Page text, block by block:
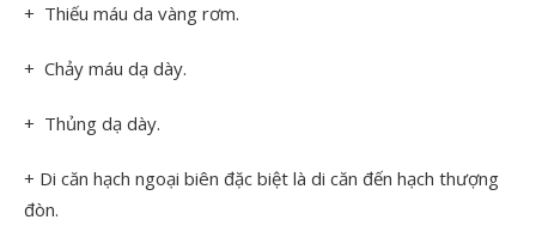
+ Thiếu máu da vàng rơm.
+ Chảy máu dạ dày.
+ Thủng dạ dày.
+ Di căn hạch ngoại biên đặc biệt là di căn đến hạch thượng
đòn.